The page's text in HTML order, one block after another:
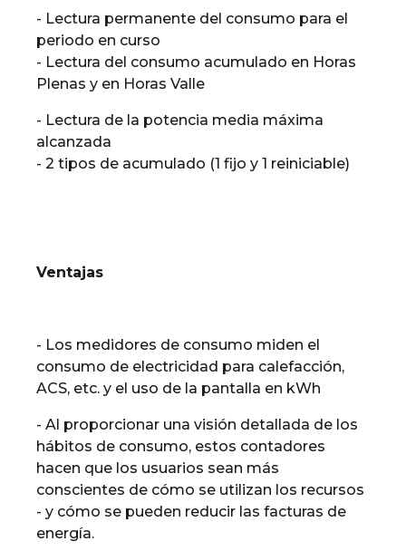
- Lectura permanente del consumo para el
periodo en curso
- Lectura del consumo acumulado en Horas
Plenas y en Horas Valle
- Lectura de la potencia media máxima
alcanzada
- 2 tipos de acumulado (1 fijo y 1 reiniciable)
Ventajas
- Los medidores de consumo miden el
consumo de electricidad para calefacción,
ACS, etc. y el uso de la pantalla en kWh
- Al proporcionar una visión detallada de los
hábitos de consumo, estos contadores
hacen que los usuarios sean más
conscientes de cómo se utilizan los recursos
- y cómo se pueden reducir las facturas de
energía.